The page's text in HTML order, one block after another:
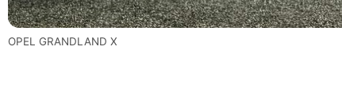
OPEL GRANDLAND X